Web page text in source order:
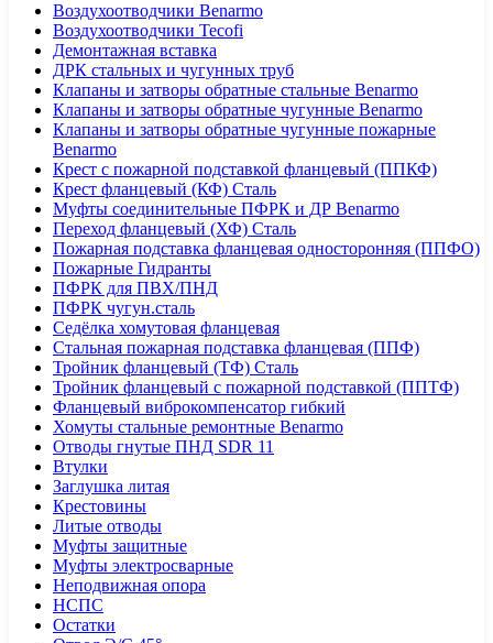
Воздухоотводчики Benarmo
Воздухоотводчики Tecofi
Демонтажная вставка
ДРК стальных и чугунных труб
Клапаны и затворы обратные стальные Benarmo
Клапаны и затворы обратные чугунные Benarmo
Клапаны и затворы обратные чугунные пожарные
Benarmo
Крест с пожарной подставкой фланцевый (ППКФ)
Крест фланцевый (КФ) Сталь
Муфты соединительные ПФРК и ДР Benarmo
Переход фланцевый (ХФ) Сталь
Пожарная подставка фланцевая односторонняя (ППФО)
Пожарные Гидранты
ПФРК для ПВХ/ПНД
ПФРК чугун.сталь
Седёлка хомутовая фланцевая
Стальная пожарная подставка фланцевая (ППФ)
Тройник фланцевый (ТФ) Сталь
Тройник фланцевый с пожарной подставкой (ППТФ)
Фланцевый виброкомпенсатор гибкий
Хомуты стальные ремонтные Benarmo
Отводы гнутые ПНД SDR 11
Втулки
Заглушка литая
Крестовины
Литые отводы
Муфты защитные
Муфты электросварные
Неподвижная опора
НСПС
Остатки